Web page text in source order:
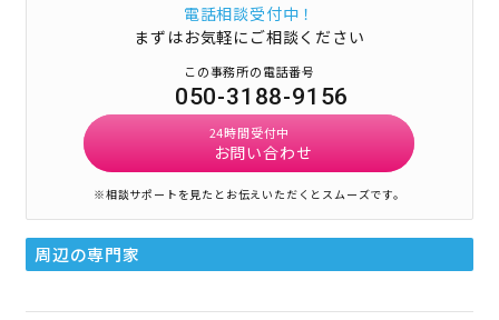
電話相談受付中！
まずはお気軽にご相談ください
この事務所の電話番号
050-3188-9156
24時間受付中
お問い合わせ
※相談サポートを見たとお伝えいただくとスムーズです。
周辺の専門家